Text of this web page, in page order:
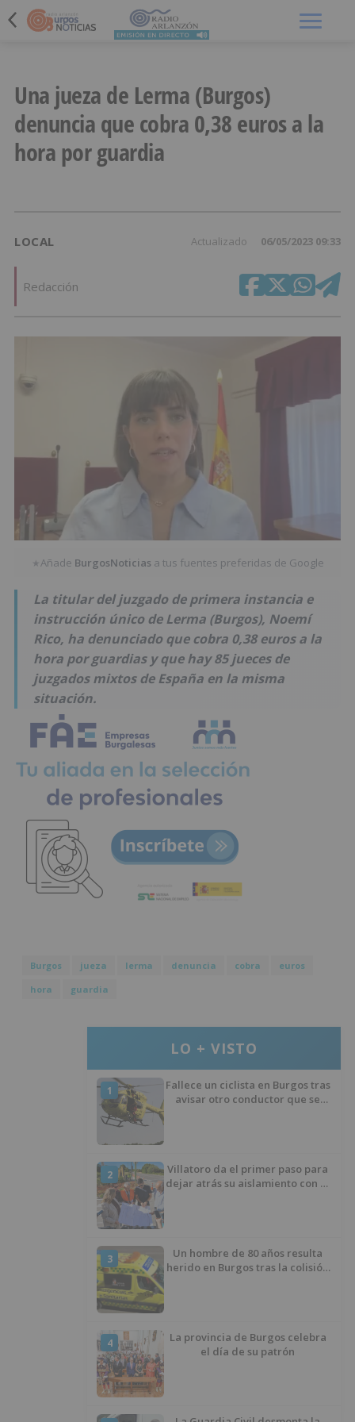
Una jueza de Lerma (Burgos)
denuncia que cobra 0,38 euros a la
hora por guardia
LOCAL Actualizado 06/05/2023 09:33
Redacción
★Añade BurgosNoticias a tus fuentes preferidas de Google
La titular del juzgado de primera instancia e
instrucción único de Lerma (Burgos), Noemí
Rico, ha denunciado que cobra 0,38 euros a la
hora por guardias y que hay 85 jueces de
juzgados mixtos de España en la misma
situación.
Burgos jueza lerma denuncia cobra
euros
hora
guardia
LO + VISTO
1
Fallece un ciclista en Burgos tras
avisar otro conductor que se
2
Villatoro da el primer paso para
dejar atrás su aislamiento con el
3
Un hombre de 80 años resulta
herido en Burgos tras la colisión
4
La provincia de Burgos celebra
el día de su patrón